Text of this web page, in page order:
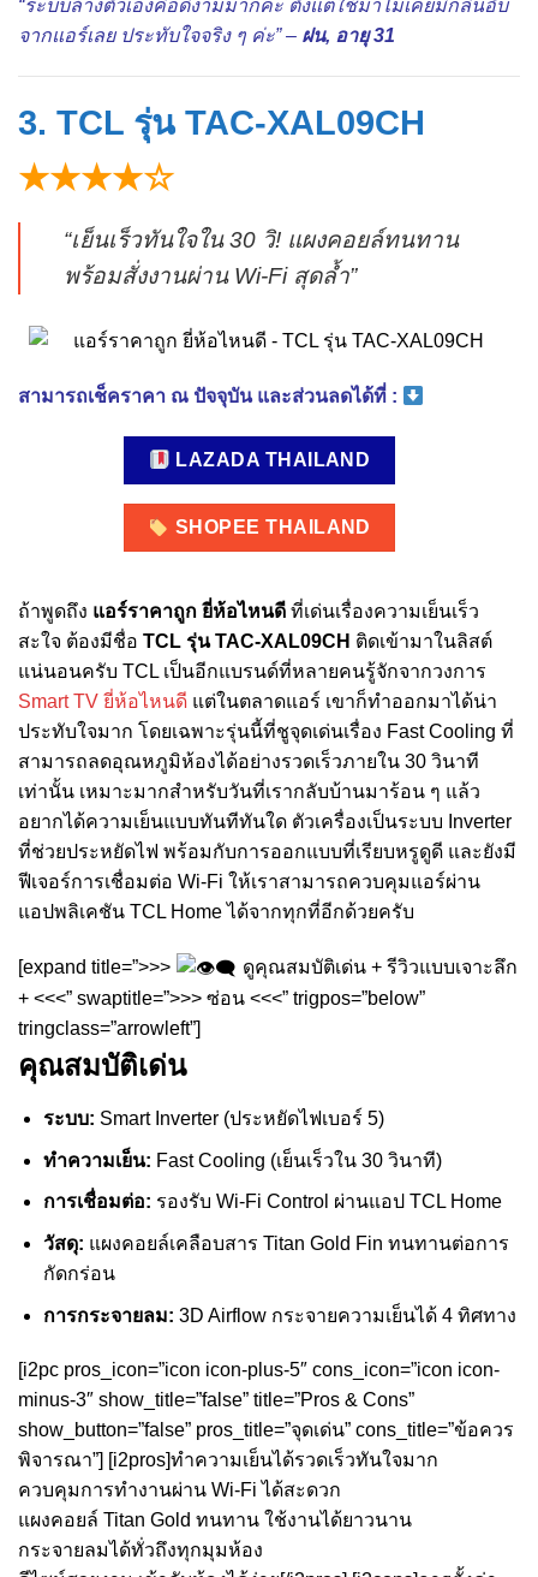
“ระบบล้างตัวเองคือดีงามมากค่ะ ตั้งแต่ใช้มาไม่เคยมีกลิ่นอับ
จากแอร์เลย ประทับใจจริง ๆ ค่ะ” – ฝน, อายุ 31
3. TCL รุ่น TAC-XAL09CH
★★★★☆
“เย็นเร็วทันใจใน 30 วิ! แผงคอยล์ทนทาน
พร้อมสั่งงานผ่าน Wi-Fi สุดล้ำ”
สามารถเช็คราคา ณ ปัจจุบัน และส่วนลดได้ที่ :
LAZADA THAILAND
SHOPEE THAILAND
ถ้าพูดถึง แอร์ราคาถูก ยี่ห้อไหนดี ที่เด่นเรื่องความเย็นเร็ว
สะใจ ต้องมีชื่อ TCL รุ่น TAC-XAL09CH ติดเข้ามาในลิสต์
แน่นอนครับ TCL เป็นอีกแบรนด์ที่หลายคนรู้จักจากวงการ
Smart TV ยี่ห้อไหนดี แต่ในตลาดแอร์ เขาก็ทำออกมาได้น่า
ประทับใจมาก โดยเฉพาะรุ่นนี้ที่ชูจุดเด่นเรื่อง Fast Cooling ที่
สามารถลดอุณหภูมิห้องได้อย่างรวดเร็วภายใน 30 วินาที
เท่านั้น เหมาะมากสำหรับวันที่เรากลับบ้านมาร้อน ๆ แล้ว
อยากได้ความเย็นแบบทันทีทันใด ตัวเครื่องเป็นระบบ Inverter
ที่ช่วยประหยัดไฟ พร้อมกับการออกแบบที่เรียบหรูดูดี และยังมี
ฟีเจอร์การเชื่อมต่อ Wi-Fi ให้เราสามารถควบคุมแอร์ผ่าน
แอปพลิเคชัน TCL Home ได้จากทุกที่อีกด้วยครับ
[expand title=”>>>
ดูคุณสมบัติเด่น + รีวิวแบบเจาะลึก
+ <<<” swaptitle=”>>> ซ่อน <<<” trigpos=”below”
tringclass=”arrowleft”]
คุณสมบัติเด่น
ระบบ: Smart Inverter (ประหยัดไฟเบอร์ 5)
ทำความเย็น: Fast Cooling (เย็นเร็วใน 30 วินาที)
การเชื่อมต่อ: รองรับ Wi-Fi Control ผ่านแอป TCL Home
วัสดุ: แผงคอยล์เคลือบสาร Titan Gold Fin ทนทานต่อการ
กัดกร่อน
การกระจายลม: 3D Airflow กระจายความเย็นได้ 4 ทิศทาง
[i2pc pros_icon=”icon icon-plus-5″ cons_icon=”icon icon-
minus-3″ show_title=”false” title=”Pros & Cons”
show_button=”false” pros_title=”จุดเด่น” cons_title=”ข้อควร
พิจารณา”] [i2pros]ทำความเย็นได้รวดเร็วทันใจมาก
ควบคุมการทำงานผ่าน Wi-Fi ได้สะดวก
แผงคอยล์ Titan Gold ทนทาน ใช้งานได้ยาวนาน
กระจายลมได้ทั่วถึงทุกมุมห้อง